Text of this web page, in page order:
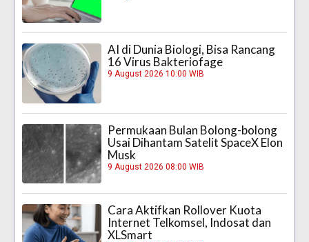
AI di Dunia Biologi, Bisa Rancang
16 Virus Bakteriofage
9 August 2026 10:00 WIB
Permukaan Bulan Bolong-bolong
Usai Dihantam Satelit SpaceX Elon
Musk
9 August 2026 08:00 WIB
Cara Aktifkan Rollover Kuota
Internet Telkomsel, Indosat dan
XLSmart